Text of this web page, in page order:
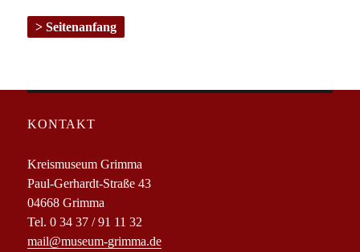
Seitenanfang
KONTAKT
Kreismuseum Grimma
Paul-Gerhardt-Straße 43
04668 Grimma
Tel. 0 34 37 / 91 11 32
mail@museum-grimma.de